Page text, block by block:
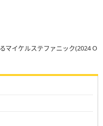
マイケルステファニック(2024 O